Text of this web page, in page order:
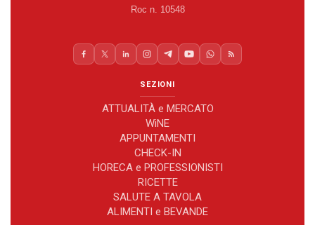
Roc n. 10548
SEZIONI
ATTUALITÀ e MERCATO
WiNE
APPUNTAMENTI
CHECK-IN
HORECA e PROFESSIONISTI
RICETTE
SALUTE A TAVOLA
ALIMENTI e BEVANDE